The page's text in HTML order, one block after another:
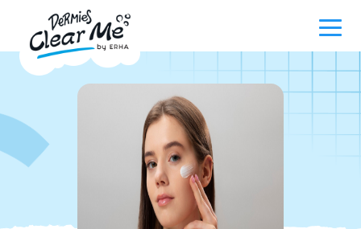
Main navigation
Produk
Promo
Kami menemukan 30 hasil untuk kata
"Serum”